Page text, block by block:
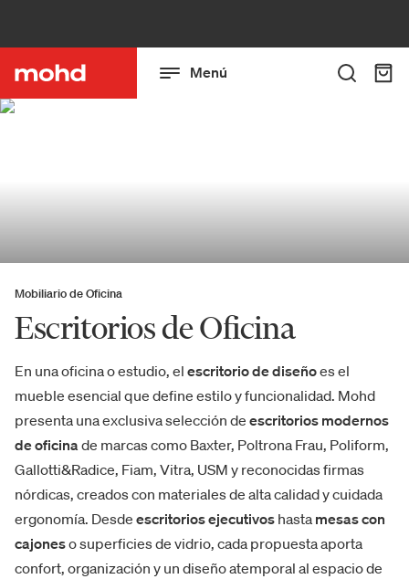
Menú
Mobiliario de Oficina
Escritorios de Oficina
En una oficina o estudio, el escritorio de diseñoes el
mueble esencial que define estilo y funcionalidad. Mohd
presenta una exclusiva selección de escritorios modernos
de oficinade marcas como Baxter, Poltrona Frau, Poliform,
Gallotti&Radice, Fiam, Vitra, USM y reconocidas firmas
nórdicas, creados con materiales de alta calidad y cuidada
ergonomía. Desde escritorios ejecutivos hasta mesas con
cajoneso superficies de vidrio, cada propuesta aporta
confort, organización y un diseño atemporal al espacio de